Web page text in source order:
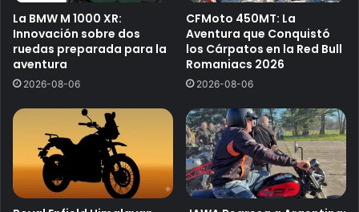
La BMW M 1000 XR:
Innovación sobre dos
ruedas preparada para la
aventura
2026-08-06
CFMoto 450MT: La
Aventura que Conquistó
los Cárpatos en la Red Bull
Romaniacs 2026
2026-08-06